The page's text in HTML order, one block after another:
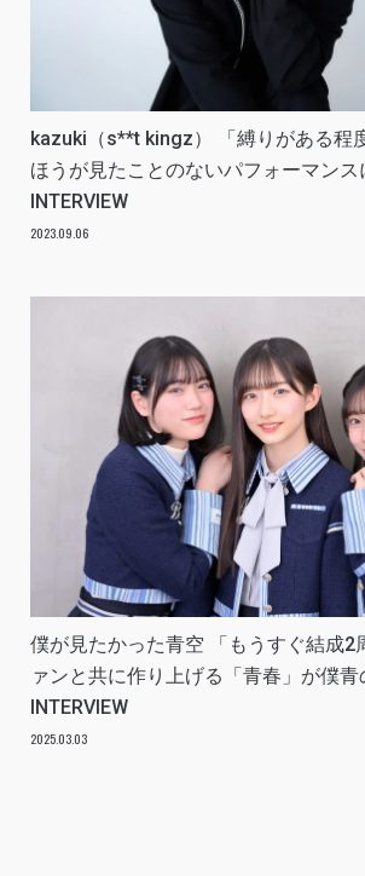
kazuki（s**t kingz） 「縛りがある程
ほうが見たことのないパフォーマンス
INTERVIEW
2023.09.06
僕が見たかった青空 「もうすぐ結成2
ァンと共に作り上げる「青春」が僕青
INTERVIEW
2025.03.03